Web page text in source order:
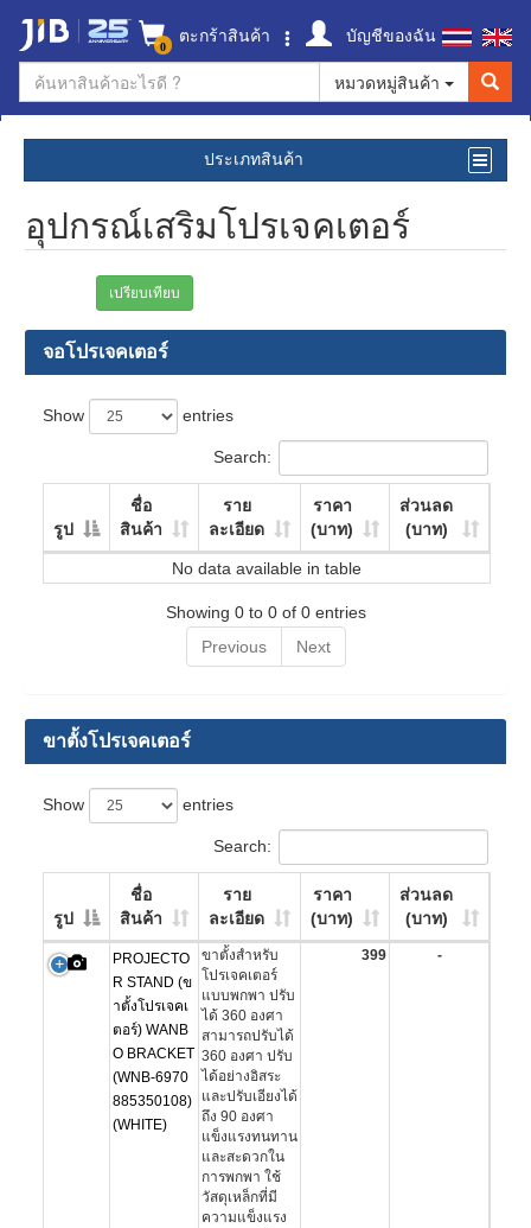
0 ตะกร้าสินค้า
บัญชีของฉัน
หมวดหมู่สินค้า
ประเภทสินค้า
อุปกรณ์เสริมโปรเจคเตอร์
เปรียบเทียบ
จอโปรเจคเตอร์
Show entries
Search:
รูป
ชื่อ
สินค้า
ราย
ละเอียด
ราคา
(บาท)
ส่วนลด
(บาท)
No data available in table
Showing 0 to 0 of 0 entries
Previous
Next
ขาตั้งโปรเจคเตอร์
Show entries
Search:
รูป
ชื่อ
สินค้า
ราย
ละเอียด
ราคา
(บาท)
ส่วนลด
(บาท)
PROJECTO
R STAND (ข
าตั้งโปรเจคเ
ตอร์) WANB
O BRACKET
(WNB-6970
885350108)
(WHITE)
ขาตั้งสำหรับ
โปรเจคเตอร์
แบบพกพา ปรับ
ได้ 360 องศา
สามารถปรับได้
360 องศา ปรับ
ได้อย่างอิสระ
และปรับเอียงได้
ถึง 90 องศา
แข็งแรงทนทาน
และสะดวกใน
การพกพา ใช้
วัสดุเหล็กที่มี
ความแข็งแรง
399 -